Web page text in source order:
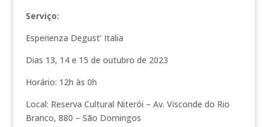
Serviço:
Esperienza Degust’ Italia
Dias 13, 14 e 15 de outubro de 2023
Horário: 12h às 0h
Local: Reserva Cultural Niterói – Av. Visconde do Rio
Branco, 880 – São Domingos